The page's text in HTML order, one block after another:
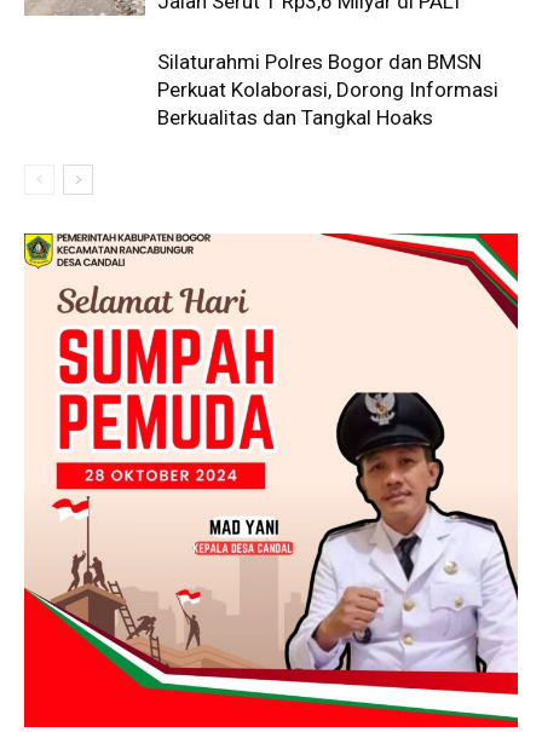
Silaturahmi Polres Bogor dan BMSN
Perkuat Kolaborasi, Dorong Informasi
Berkualitas dan Tangkal Hoaks